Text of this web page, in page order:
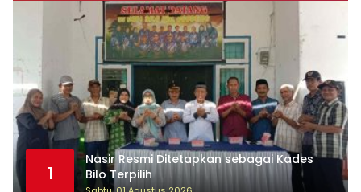
1
Nasir Resmi Ditetapkan sebagai Kades
Bilo Terpilih